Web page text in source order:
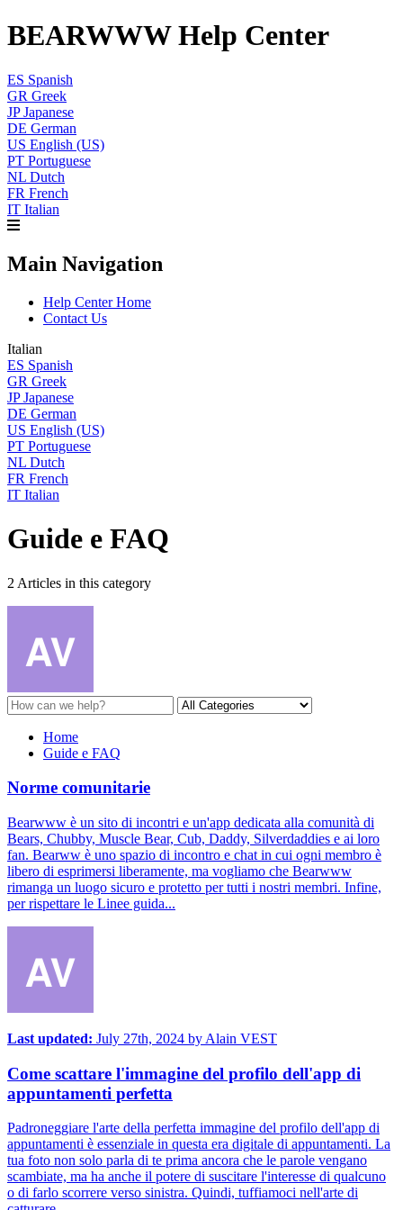
BEARWWW Help Center
ES Spanish
GR Greek
JP Japanese
DE German
US English (US)
PT Portuguese
NL Dutch
FR French
IT Italian
Main Navigation
Help Center Home
Contact Us
Italian
ES Spanish
GR Greek
JP Japanese
DE German
US English (US)
PT Portuguese
NL Dutch
FR French
IT Italian
Guide e FAQ
2 Articles in this category
Home
Guide e FAQ
Norme comunitarie
Bearwww è un sito di incontri e un'app dedicata alla comunità di
Bears, Chubby, Muscle Bear, Cub, Daddy, Silverdaddies e ai loro
fan. Bearww è uno spazio di incontro e chat in cui ogni membro è
libero di esprimersi liberamente, ma vogliamo che Bearwww
rimanga un luogo sicuro e protetto per tutti i nostri membri. Infine,
per rispettare le Linee guida...
Last updated: July 27th, 2024 by Alain VEST
Come scattare l'immagine del profilo dell'app di
appuntamenti perfetta
Padroneggiare l'arte della perfetta immagine del profilo dell'app di
appuntamenti è essenziale in questa era digitale di appuntamenti. La
tua foto non solo parla di te prima ancora che le parole vengano
scambiate, ma ha anche il potere di suscitare l'interesse di qualcuno
o di farlo scorrere verso sinistra. Quindi, tuffiamoci nell'arte di